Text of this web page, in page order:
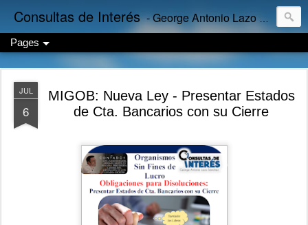
Consultas de Interés - George Antonio Lazo Sánchez
Pages
JUL
6
MIGOB: Nueva Ley - Presentar Estados
de Cta. Bancarios con su Cierre